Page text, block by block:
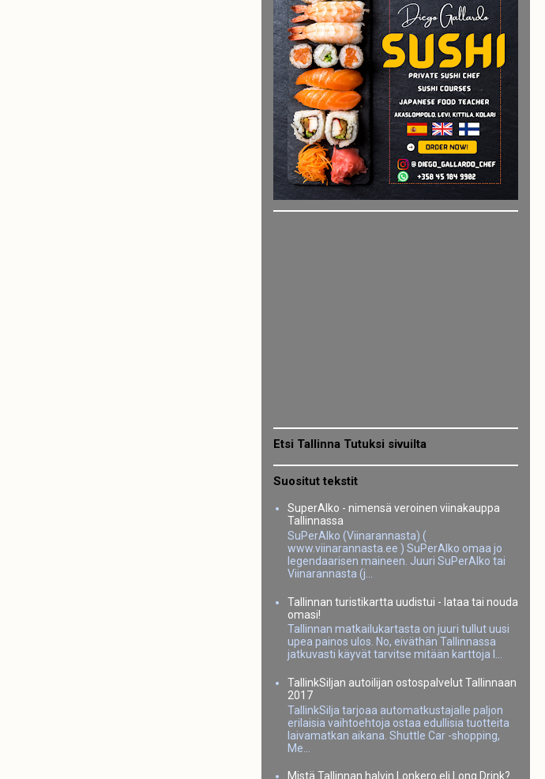
Etsi Tallinna Tutuksi sivuilta
Suositut tekstit
SuperAlko - nimensä veroinen viinakauppa
Tallinnassa
SuPerAlko (Viinarannasta) (
www.viinarannasta.ee ) SuPerAlko omaa jo
legendaarisen maineen. Juuri SuPerAlko tai
Viinarannasta (j...
Tallinnan turistikartta uudistui - lataa tai nouda
omasi!
Tallinnan matkailukartasta on juuri tullut uusi
upea painos ulos. No, eiväthän Tallinnassa
jatkuvasti käyvät tarvitse mitään karttoja l...
TallinkSiljan autoilijan ostospalvelut Tallinnaan
2017
TallinkSilja tarjoaa automatkustajalle paljon
erilaisia vaihtoehtoja ostaa edullisia tuotteita
laivamatkan aikana. Shuttle Car -shopping,
Me...
Mistä Tallinnan halvin Lonkero eli Long Drink?